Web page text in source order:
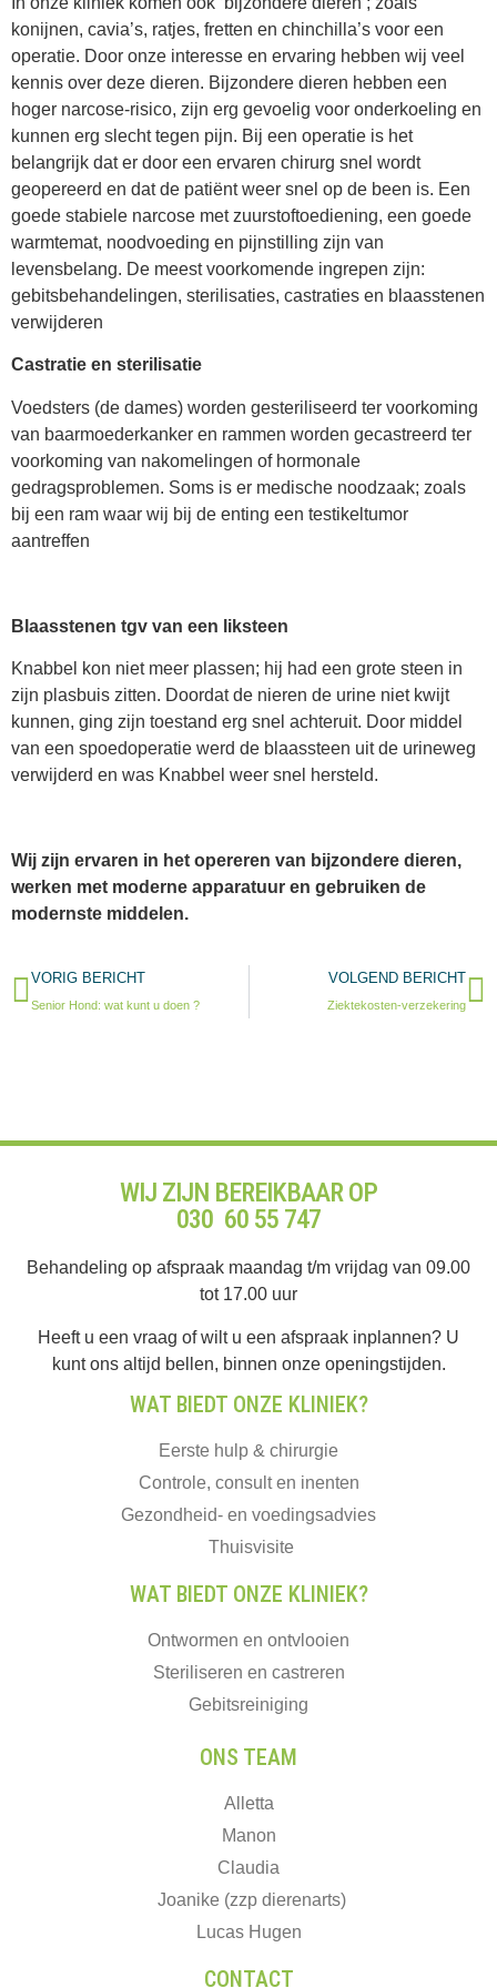
konijnen, cavia’s, ratjes, fretten en chinchilla’s voor een
operatie. Door onze interesse en ervaring hebben wij veel
kennis over deze dieren. Bijzondere dieren hebben een
hoger narcose-risico, zijn erg gevoelig voor onderkoeling en
kunnen erg slecht tegen pijn. Bij een operatie is het
belangrijk dat er door een ervaren chirurg snel wordt
geopereerd en dat de patiënt weer snel op de been is. Een
goede stabiele narcose met zuurstoftoediening, een goede
warmtemat, noodvoeding en pijnstilling zijn van
levensbelang. De meest voorkomende ingrepen zijn:
gebitsbehandelingen, sterilisaties, castraties en blaasstenen
verwijderen
Castratie en sterilisatie
Voedsters (de dames) worden gesteriliseerd ter voorkoming
van baarmoederkanker en rammen worden gecastreerd ter
voorkoming van nakomelingen of hormonale
gedragsproblemen. Soms is er medische noodzaak; zoals
bij een ram waar wij bij de enting een testikeltumor
aantreffen
Blaasstenen tgv van een liksteen
Knabbel kon niet meer plassen; hij had een grote steen in
zijn plasbuis zitten. Doordat de nieren de urine niet kwijt
kunnen, ging zijn toestand erg snel achteruit. Door middel
van een spoedoperatie werd de blaassteen uit de urineweg
verwijderd en was Knabbel weer snel hersteld.
Wij zijn ervaren in het opereren van bijzondere dieren,
werken met moderne apparatuur en gebruiken de
modernste middelen.
VORIG BERICHT
Senior Hond: wat kunt u doen ?
VOLGEND BERICHT
Ziektekosten-verzekering
WIJ ZIJN BEREIKBAAR OP
030 60 55 747
Behandeling op afspraak maandag t/m vrijdag van 09.00
tot 17.00 uur
Heeft u een vraag of wilt u een afspraak inplannen? U
kunt ons altijd bellen, binnen onze openingstijden.
WAT BIEDT ONZE KLINIEK?
Eerste hulp & chirurgie
Controle, consult en inenten
Gezondheid- en voedingsadvies
Thuisvisite
WAT BIEDT ONZE KLINIEK?
Ontwormen en ontvlooien
Steriliseren en castreren
Gebitsreiniging
ONS TEAM
Alletta
Manon
Claudia
Joanike (zzp dierenarts)
Lucas Hugen
CONTACT